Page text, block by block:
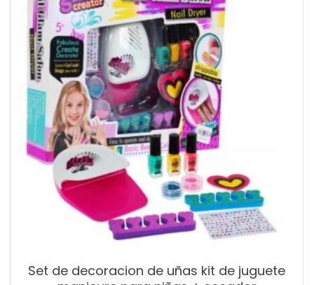
Set de decoracion de uñas kit de juguete